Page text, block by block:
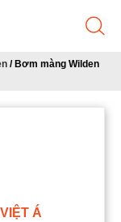
/ Bơm màng Wilden
Á